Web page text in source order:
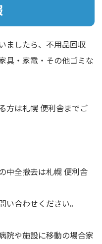
ましたら、不用品回収
具・家電・その他ゴミな
方は札幌 便利舎までご
中全撤去は札幌 便利舎
合わせください。
院や施設に移動の場合家